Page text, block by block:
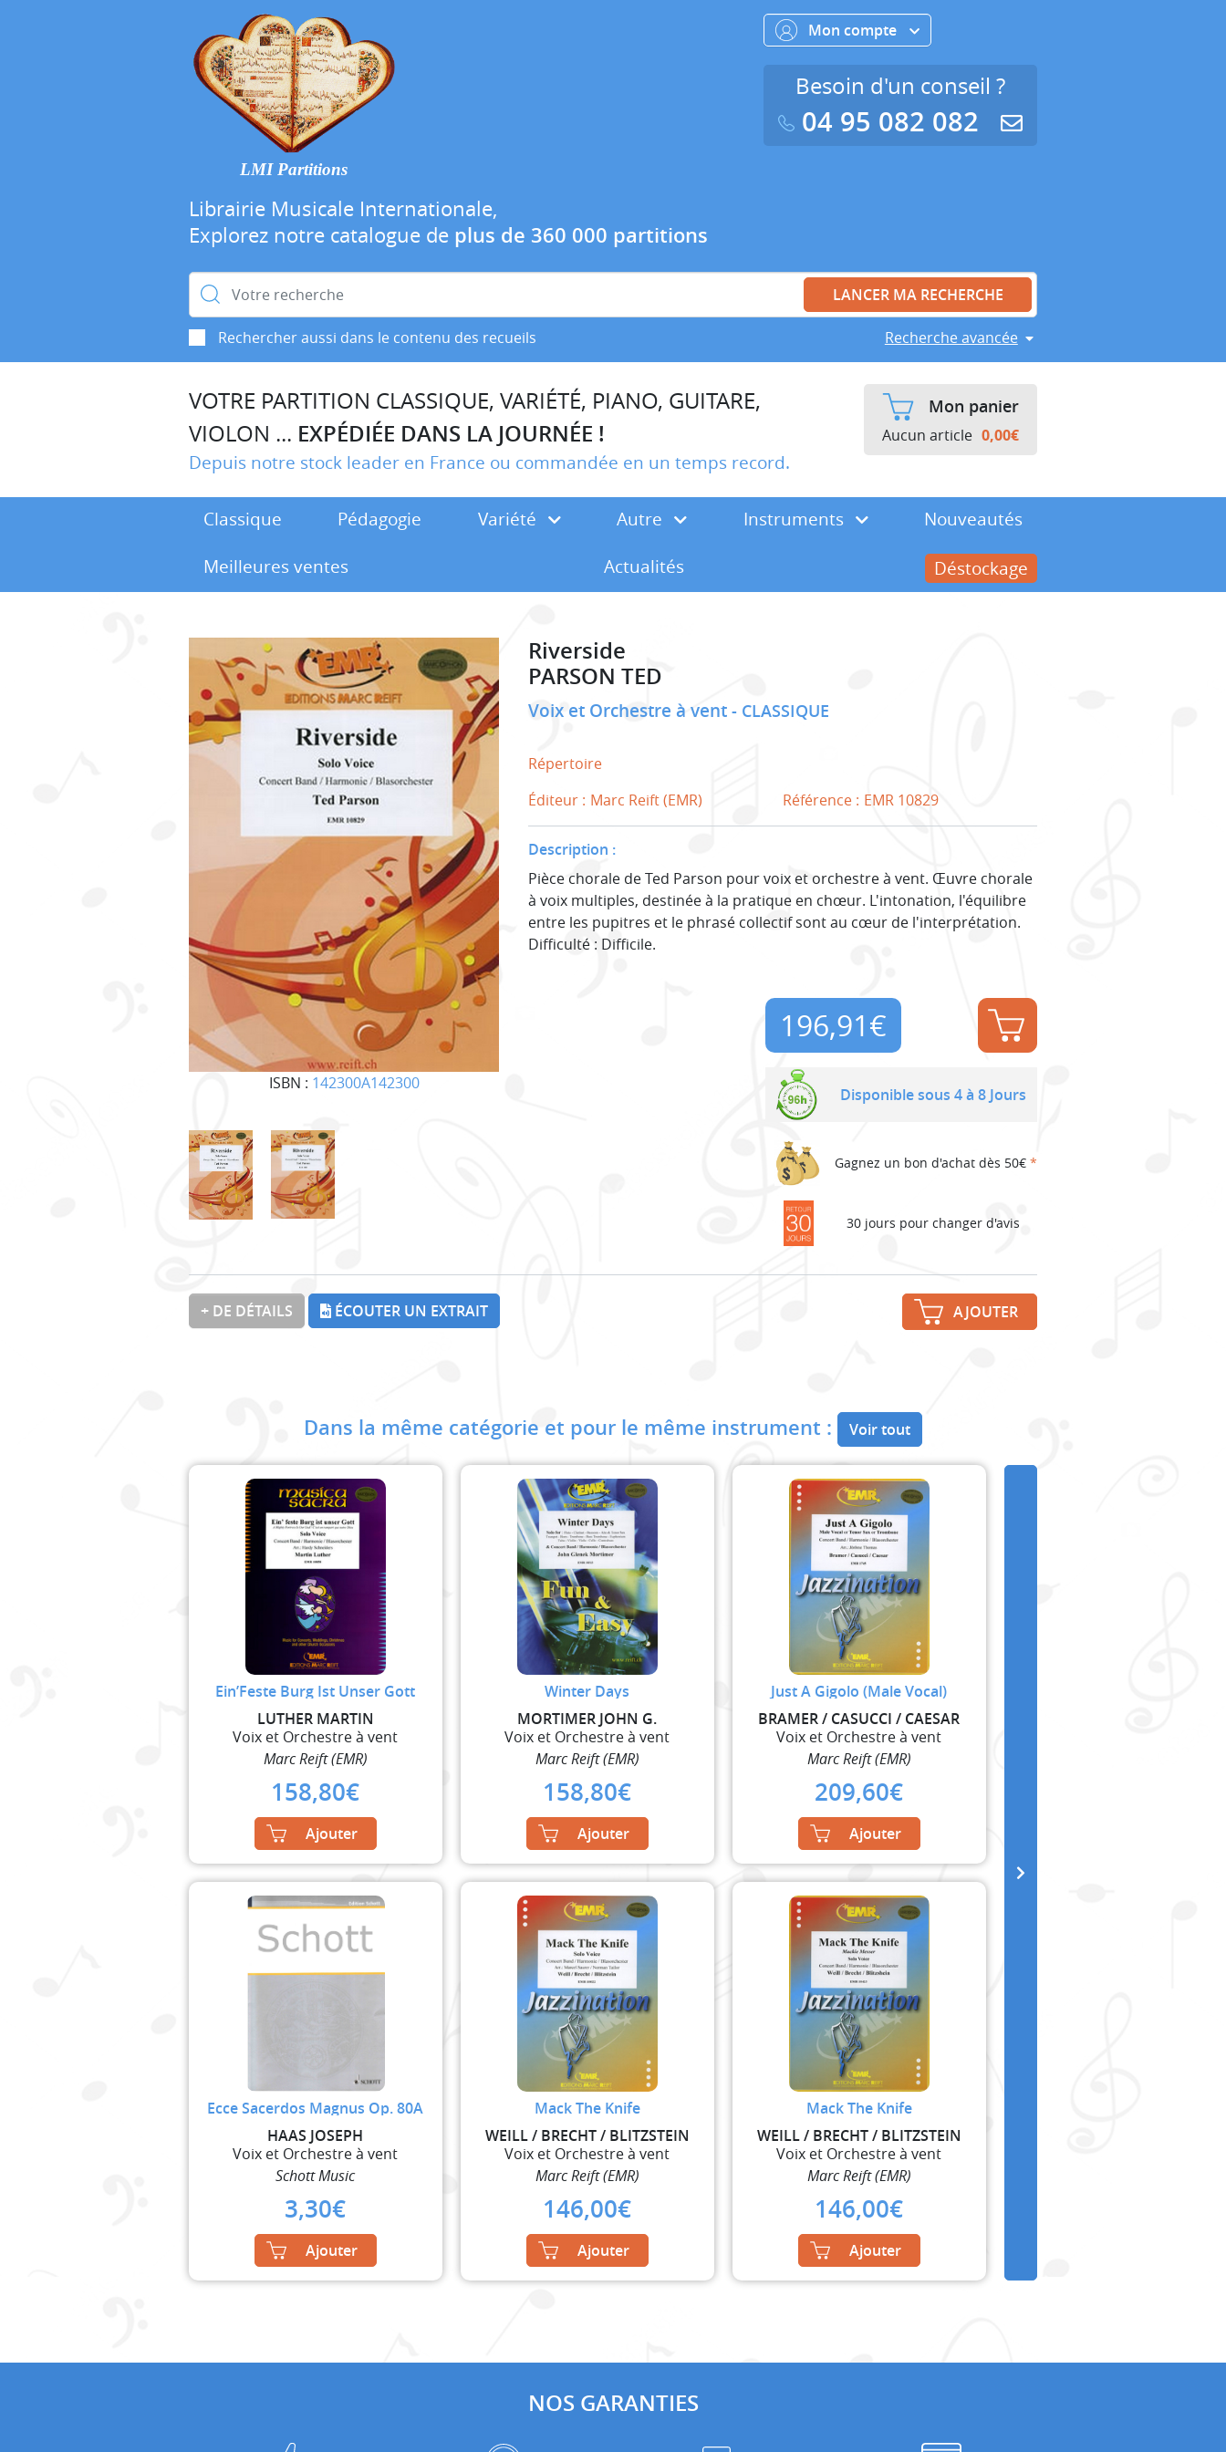
LMI Partitions
Librairie Musicale Internationale,
Explorez notre catalogue de plus de 360 000 partitions
Rechercher :
Rechercher aussi dans le contenu des recueils Recherche avancée
Mon compte
Besoin d'un conseil ?
04 95 082 082
VOTRE PARTITION CLASSIQUE, VARIÉTÉ, PIANO, GUITARE,
VIOLON ... EXPÉDIÉE DANS LA JOURNÉE !
Depuis notre stock leader en France ou commandée en un temps record.
Mon panier
Aucun article 0,00€
Classique Pédagogie Variété Autre Instruments
Nouveautés
Meilleures ventes
Actualités Déstockage
ISBN : 142300A142300
Riverside
PARSON TED
Voix et Orchestre à vent CLASSIQUE
Répertoire
Éditeur : Marc Reift (EMR) Référence : EMR 10829
Description :
Pièce chorale de Ted Parson pour voix et orchestre à vent. Œuvre chorale
à voix multiples, destinée à la pratique en chœur. L'intonation, l'équilibre
entre les pupitres et le phrasé collectif sont au cœur de l'interprétation.
Difficulté : Difficile.
196,91€
Disponible sous 4 à 8 Jours
Gagnez un bon d'achat dès 50€ *
30 jours pour changer d'avis
+ DE DÉTAILS ÉCOUTER UN EXTRAIT AJOUTER
Dans la même catégorie et pour le même instrument : Voir tout
Ein’Feste Burg Ist Unser Gott
LUTHER MARTIN
Voix et Orchestre à vent
Marc Reift (EMR)
158,80€
Ajouter
Winter Days
MORTIMER JOHN G.
Voix et Orchestre à vent
Marc Reift (EMR)
158,80€
Ajouter
Just A Gigolo (Male Vocal)
BRAMER / CASUCCI / CAESAR
Voix et Orchestre à vent
Marc Reift (EMR)
209,60€
Ajouter
Ecce Sacerdos Magnus Op. 80A
HAAS JOSEPH
Voix et Orchestre à vent
Schott Music
3,30€
Ajouter
Mack The Knife
WEILL / BRECHT / BLITZSTEIN
Voix et Orchestre à vent
Marc Reift (EMR)
146,00€
Ajouter
Mack The Knife
WEILL / BRECHT / BLITZSTEIN
Voix et Orchestre à vent
Marc Reift (EMR)
146,00€
Ajouter
NOS GARANTIES